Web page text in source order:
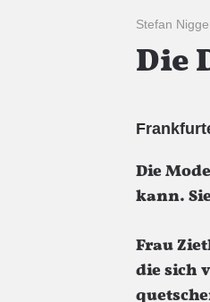
Stefan
Die
Die
kann.
Frau
die sich